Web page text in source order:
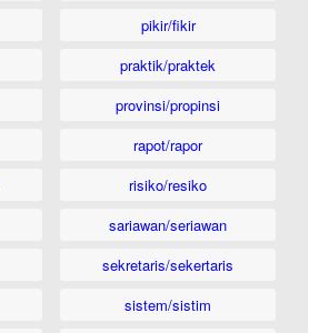
pikir/fikir
praktik/praktek
provinsi/propinsi
rapot/rapor
risiko/resiko
sariawan/seriawan
sekretaris/sekertaris
sistem/sistim